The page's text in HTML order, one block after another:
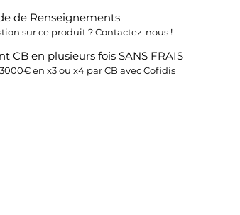
de Renseignements
sur ce produit ? Contactez-nous !
CB en plusieurs fois SANS FRAIS
en x3 ou x4 par CB avec Cofidis